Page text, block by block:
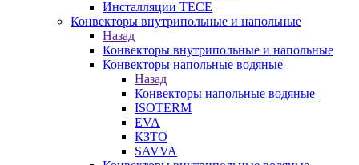
Инсталляции TECE
Конвекторы внутрипольные и напольные
Назад
Конвекторы внутрипольные и напольные
Конвекторы напольные водяные
Назад
Конвекторы напольные водяные
ISOTERM
EVA
КЗТО
SAVVA